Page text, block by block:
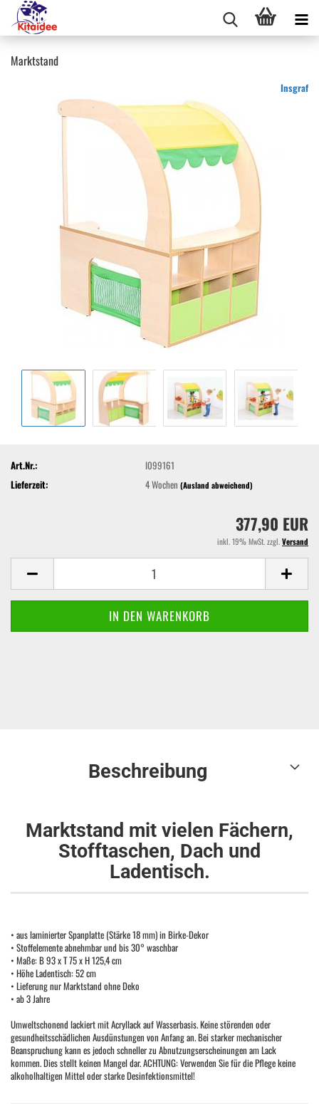
Marktstand
Insgraf
Art.Nr.:
I099161
Lieferzeit:
4 Wochen(Ausland abweichend)
377,90 EUR
inkl. 19% MwSt. zzgl.Versand
Beschreibung
Marktstand mit vielen Fächern,
Stofftaschen, Dach und
Ladentisch.
• aus laminierter Spanplatte (Stärke 18 mm) in Birke-Dekor
• Stoffelemente abnehmbar und bis 30° waschbar
• Maße: B 93 x T 75 x H 125,4 cm
• Höhe Ladentisch: 52 cm
• Lieferung nur Marktstand ohne Deko
• ab 3 Jahre
Umweltschonend lackiert mit Acryllack auf Wasserbasis. Keine störenden oder
gesundheitsschädlichen Ausdünstungen von Anfang an. Bei starker mechanischer
Beanspruchung kann es jedoch schneller zu Abnutzungserscheinungen am Lack
kommen. Dies stellt keinen Mangel dar. ACHTUNG: Verwenden Sie für die Pflege keine
alkoholhaltigen Mittel oder starke Desinfektionsmittel!